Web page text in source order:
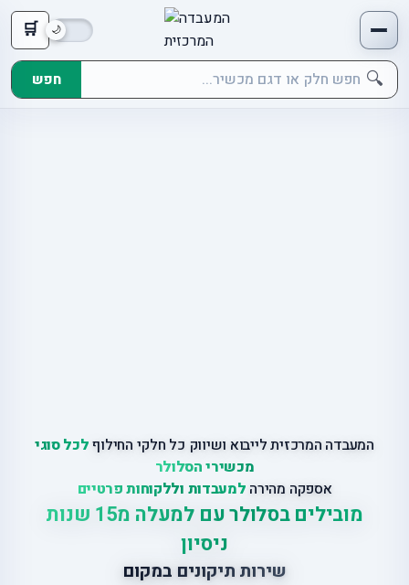
🛒
🔍 חפש
המעבדה המרכזית לייבוא ושיווק כל חלקי החילוףלכל סוגי
מכשירי הסלולר
אספקה מהירה למעבדות וללקוחות פרטיים
מובילים בסלולר עם למעלה מ15 שנות
ניסיון
שירות תיקונים במקום